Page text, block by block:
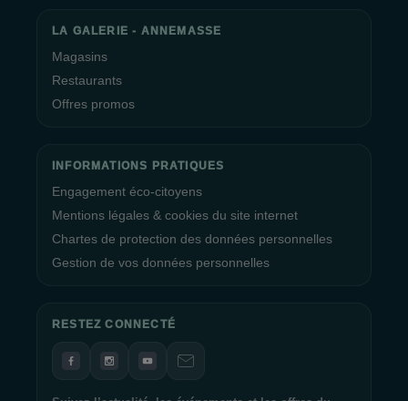
LA GALERIE - ANNEMASSE
Magasins
Restaurants
Offres promos
INFORMATIONS PRATIQUES
Engagement éco-citoyens
Mentions légales & cookies du site internet
Chartes de protection des données personnelles
Gestion de vos données personnelles
RESTEZ CONNECTÉ